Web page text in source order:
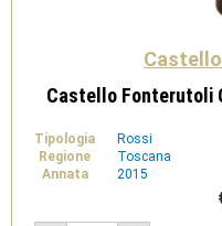
Castello Fonterutoli
Tipologia
Rossi
Regione
Toscana
Annata
2015